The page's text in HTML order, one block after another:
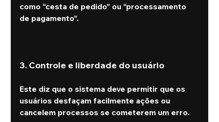
como “cesta de pedido” ou “processamento
de pagamento”.
3. Controle e liberdade do usuário
Este diz que o sistema deve permitir que os
usuários desfaçam facilmente ações ou
cancelem processos se cometerem um erro.